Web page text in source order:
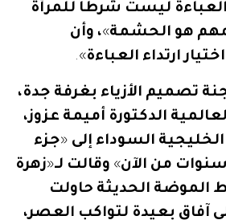
العباءة ليست شرطاً للمرأة
هو الحشمة»، وأن
اختيار ارتداء العباءة».
تصميم الأزياء بغرفة جدة،
الدكتورة أميمة عزوز،
الخليجية السوداء إلى «جزء
سنوات من الآن» وقالت لـ«زهرة
الموضة الحديثة حاولت
آفاق بعيدة لتواكب العصر،